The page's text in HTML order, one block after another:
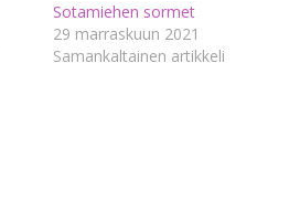
Sotamiehen sormet
29 marraskuun 2021
Samankaltainen artikkeli